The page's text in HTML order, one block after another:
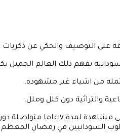
على التوصيف والحكي عن ذكريات
بفهم ذلك العالم الجميل
من اشياء غير مشهوده.
والتراثية دون كلل وملل.
برز برنامج أغاني أغاني كواحد من أعمال
السودانيين في رمضان